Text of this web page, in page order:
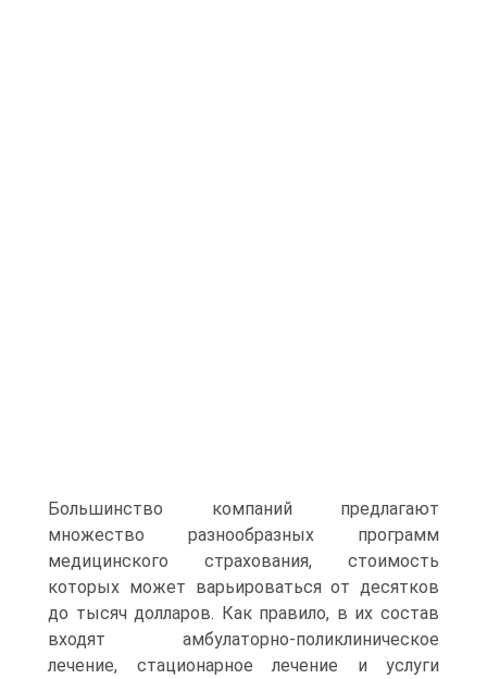
Большинство компаний предлагают
множество разнообразных программ
медицинского страхования, стоимость
которых может варьироваться от десятков
до тысяч долларов. Как правило, в их состав
входят амбулаторно-поликлиническое
лечение, стационарное лечение и услуги